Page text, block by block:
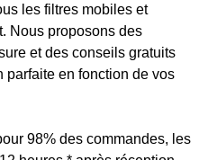
les filtres mobiles et
Nous proposons des
et des conseils gratuits
parfaite en fonction de vos
98% des commandes, les